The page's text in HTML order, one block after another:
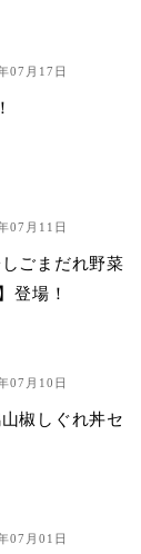
07月17日
07月11日
ごまだれ野菜
登場！
07月10日
椒しぐれ丼セ
07月01日